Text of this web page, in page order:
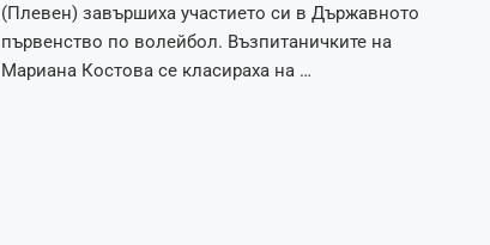
(Плевен) завършиха участието си в Държавното
първенство по волейбол. Възпитаничките на
Мариана Костова се класираха на …